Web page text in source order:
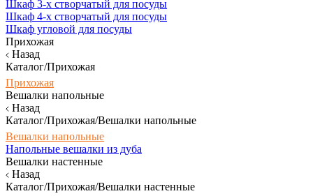
Шкаф 3-х створчатый для посуды
Шкаф 4-х створчатый для посуды
Шкаф угловой для посуды
Прихожая
Назад
Каталог/Прихожая
Прихожая
Вешалки напольные
Назад
Каталог/Прихожая/Вешалки напольные
Вешалки напольные
Напольные вешалки из дуба
Вешалки настенные
Назад
Каталог/Прихожая/Вешалки настенные